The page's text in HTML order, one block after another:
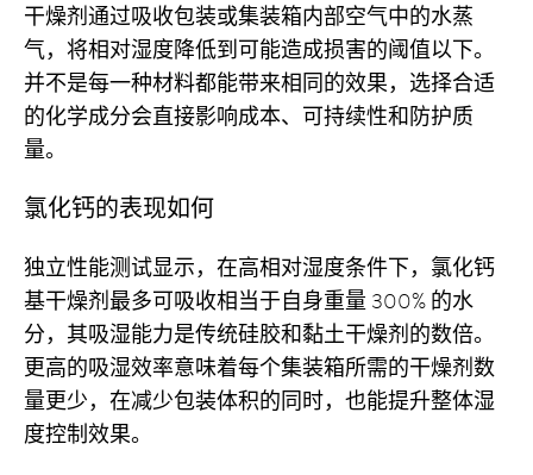
干燥剂通过吸收包装或集装箱内部空气中的水蒸
气，将相对湿度降低到可能造成损害的阈值以下。
并不是每一种材料都能带来相同的效果，选择合适
的化学成分会直接影响成本、可持续性和防护质
量。
氯化钙的表现如何
独立性能测试显示，在高相对湿度条件下，氯化钙
基干燥剂最多可吸收相当于自身重量 300% 的水
分，其吸湿能力是传统硅胶和黏土干燥剂的数倍。
更高的吸湿效率意味着每个集装箱所需的干燥剂数
量更少，在减少包装体积的同时，也能提升整体湿
度控制效果。